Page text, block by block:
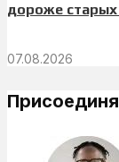
дороже
07.08.2026